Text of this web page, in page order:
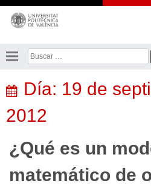
Saltar
contenido
Buscar:
Día: 19 de
2012
¿Qué es un
matemático de